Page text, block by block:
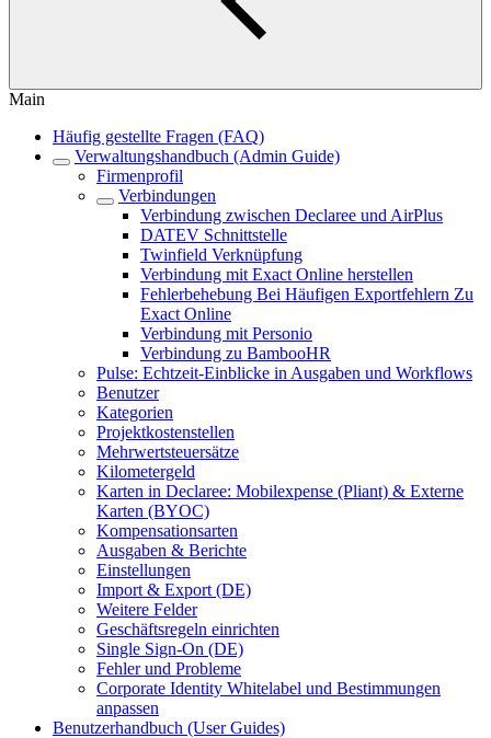
Main
Häufig gestellte Fragen (FAQ)
Verwaltungshandbuch (Admin Guide)
Firmenprofil
Verbindungen
Verbindung zwischen Declaree und AirPlus
DATEV Schnittstelle
Twinfield Verknüpfung
Verbindung mit Exact Online herstellen
Fehlerbehebung Bei Häufigen Exportfehlern Zu
Exact Online
Verbindung mit Personio
Verbindung zu BambooHR
Pulse: Echtzeit-Einblicke in Ausgaben und Workflows
Benutzer
Kategorien
Projektkostenstellen
Mehrwertsteuersätze
Kilometergeld
Karten in Declaree: Mobilexpense (Pliant) & Externe
Karten (BYOC)
Kompensationsarten
Ausgaben & Berichte
Einstellungen
Import & Export (DE)
Weitere Felder
Geschäftsregeln einrichten
Single Sign-On (DE)
Fehler und Probleme
Corporate Identity Whitelabel und Bestimmungen
anpassen
Benutzerhandbuch (User Guides)